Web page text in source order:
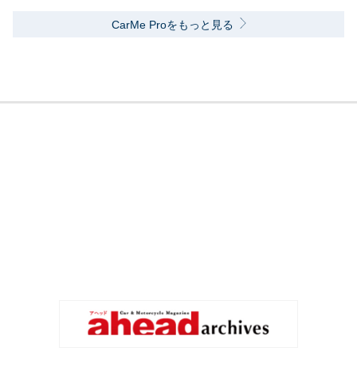
CarMe Proをもっと見る